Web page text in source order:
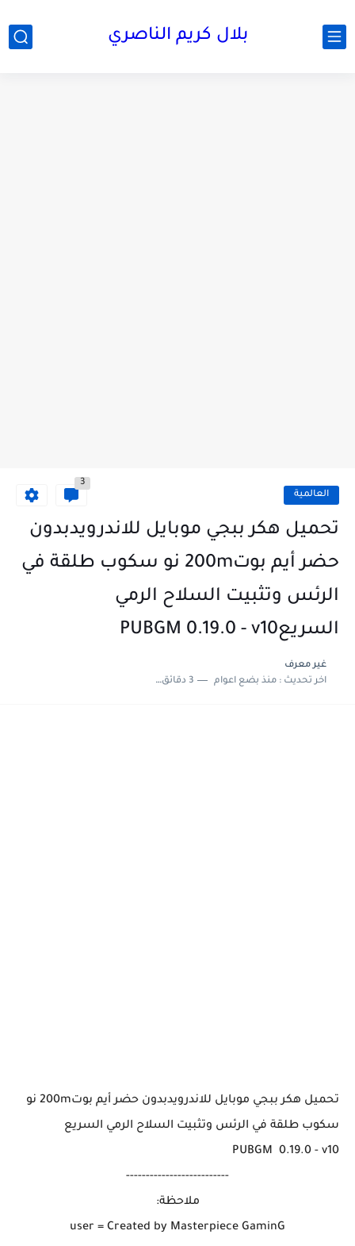
بلال كريم الناصري
العالمية
3
تحميل هكر ببجي موبايل للاندرويدبدون
حضر أيم بوت200m نو سكوب طلقة في
الرئس وتثبيت السلاح الرمي
السريعPUBGM 0.19.0 - v10
غير معرف
اخر تحديث :منذ بضع اعوام 3 دقائق للقراءة
تحميل هكر ببجي موبايل للاندرويدبدون حضر أيم بوت200m نو
سكوب طلقة في الرئس وتثبيت السلاح الرمي السريع
PUBGM 0.19.0 - v10
--------------------------
ملاحظة:
user = Created by Masterpiece GaminG